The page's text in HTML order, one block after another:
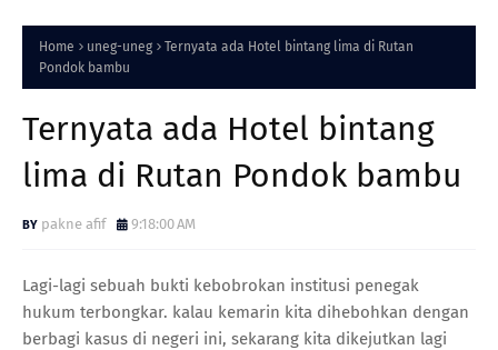
Home uneg-uneg
Ternyata ada Hotel bintang lima di Rutan
Pondok bambu
Ternyata ada Hotel bintang
lima di Rutan Pondok bambu
pakne afif 9:18:00 AM
Lagi-lagi sebuah bukti kebobrokan institusi penegak
hukum terbongkar. kalau kemarin kita dihebohkan dengan
berbagi kasus di negeri ini, sekarang kita dikejutkan lagi